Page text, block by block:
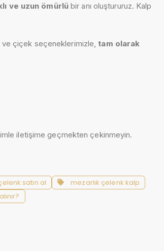
ve uzun ömürlübir anı oluştururuz. Kalp
çiçek seçeneklerimizle, tam olarak
iletişime geçmekten çekinmeyin.
satın al
mezarlık çelenk kalp